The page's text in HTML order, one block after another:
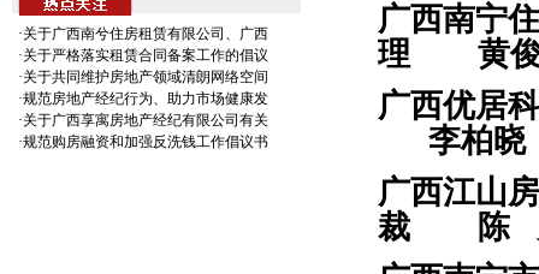
·关于广西南兮住房租赁有限公司、广西
·关于严格落实租赁合同备案工作的倡议
·关于共同维护房地产领域清朗网络空间
·规范房地产经纪行为、助力市场健康发
·关于广西享寓房地产经纪有限公司有关
·规范购房融资和加强反洗钱工作倡议书
广西南宁
理 黄
广西优居
李柏晓
广西江
裁
陈